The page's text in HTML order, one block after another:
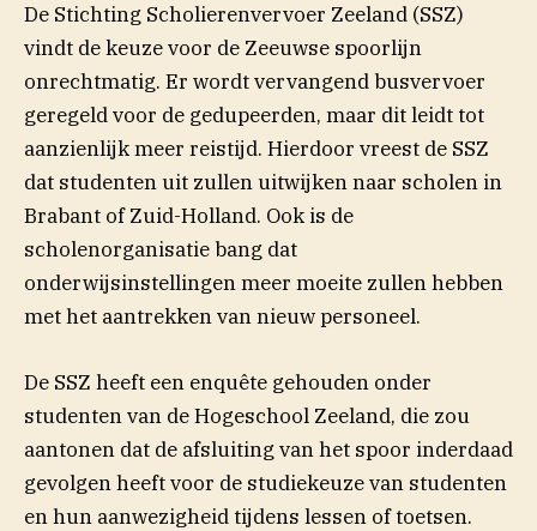
De Stichting Scholierenvervoer Zeeland (SSZ)
vindt de keuze voor de Zeeuwse spoorlijn
onrechtmatig. Er wordt vervangend busvervoer
geregeld voor de gedupeerden, maar dit leidt tot
aanzienlijk meer reistijd. Hierdoor vreest de SSZ
dat studenten uit zullen uitwijken naar scholen in
Brabant of Zuid-Holland. Ook is de
scholenorganisatie bang dat
onderwijsinstellingen meer moeite zullen hebben
met het aantrekken van nieuw personeel.
De SSZ heeft een enquête gehouden onder
studenten van de Hogeschool Zeeland, die zou
aantonen dat de afsluiting van het spoor inderdaad
gevolgen heeft voor de studiekeuze van studenten
en hun aanwezigheid tijdens lessen of toetsen.